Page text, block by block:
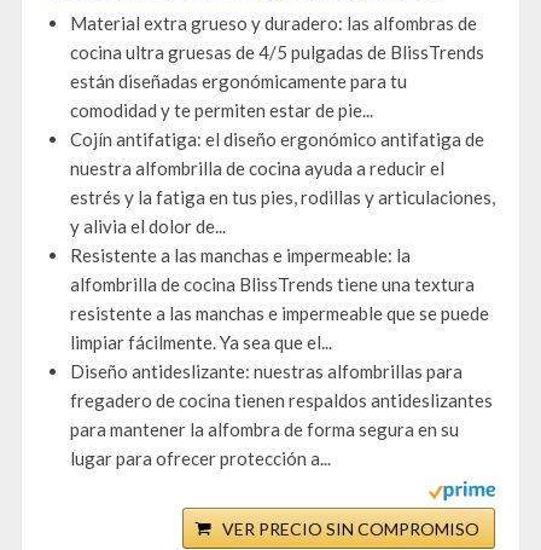
Material extra grueso y duradero: las alfombras de
cocina ultra gruesas de 4/5 pulgadas de BlissTrends
están diseñadas ergonómicamente para tu
comodidad y te permiten estar de pie...
Cojín antifatiga: el diseño ergonómico antifatiga de
nuestra alfombrilla de cocina ayuda a reducir el
estrés y la fatiga en tus pies, rodillas y articulaciones,
y alivia el dolor de...
Resistente a las manchas e impermeable: la
alfombrilla de cocina BlissTrends tiene una textura
resistente a las manchas e impermeable que se puede
limpiar fácilmente. Ya sea que el...
Diseño antideslizante: nuestras alfombrillas para
fregadero de cocina tienen respaldos antideslizantes
para mantener la alfombra de forma segura en su
lugar para ofrecer protección a...
VER PRECIO SIN COMPROMISO